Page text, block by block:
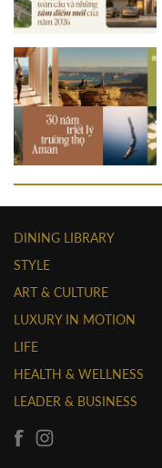
DINING LIBRARY
STYLE
ART & CULTURE
LUXURY IN MOTION
LIFE
HEALTH & WELLNESS
LEADER & BUSINESS